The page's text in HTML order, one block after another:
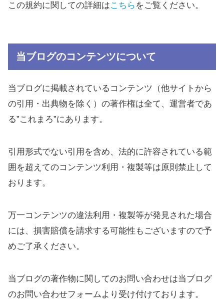
この規約に関しての詳細はこちら をご覧ください。
当ブログのコンテンツについて
当ブログに掲載されているコンテンツ（他サイトから
の引用・出典物を除く）の著作権は全て、運営者であ
る”これまろ”にあります。
引用形式でない引用を含め、法的に許容されている範
囲を超えてのコンテンツ利用・複製等は原則禁止して
おります。
万一コンテンツの違法利用・複製等が発見された場合
には、損害賠償を請求する可能性もございますので予
めご了承ください。
当ブログの著作物に関してのお問い合わせは当ブログ
のお問い合わせフォームより受け付けております。